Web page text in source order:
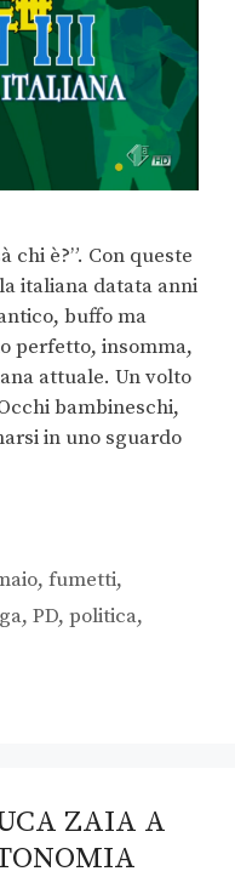
chi è?”. Con queste
italiana datata anni
buffo ma
perfetto, insomma,
attuale. Un volto
bambineschi,
in uno sguardo
,fumetti,
, PD, politica,
ZAIA A